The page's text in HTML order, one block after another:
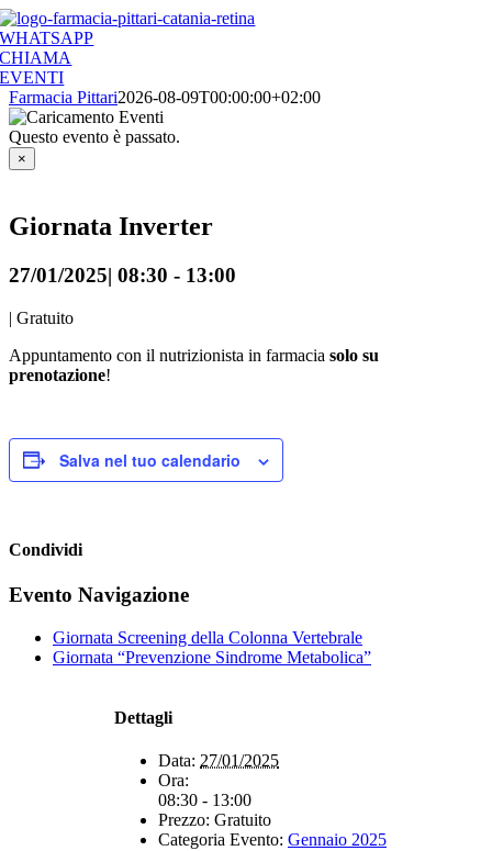
Salta
al
contenuto
WHATSAPP
CHIAMA
EVENTI
Farmacia Pittari2026-08-09T00:00:00+02:00
Questo evento è passato.
×
Giornata Inverter
27/01/2025| 08:30 - 13:00
| Gratuito
Appuntamento con il nutrizionista in farmacia solo su
prenotazione!
Salva nel tuo calendario
Condividi
Facebook
X
WhatsApp
Telegram
Evento Navigazione
Giornata Screening della Colonna Vertebrale
Giornata “Prevenzione Sindrome Metabolica”
Dettagli
Data: 27/01/2025
Ora:
08:30 - 13:00
Prezzo: Gratuito
Categoria Evento: Gennaio 2025